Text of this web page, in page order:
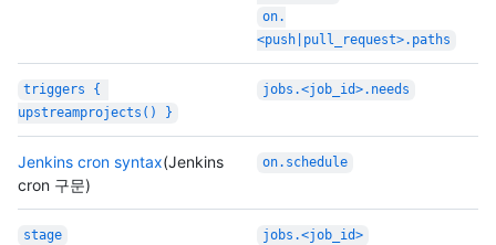
on.
<push|pull_request>.paths
triggers {
upstreamprojects() }
jobs.<job_id>.needs
Jenkins cron syntax(Jenkins
cron 구문)
on.schedule
stage
jobs.<job_id>